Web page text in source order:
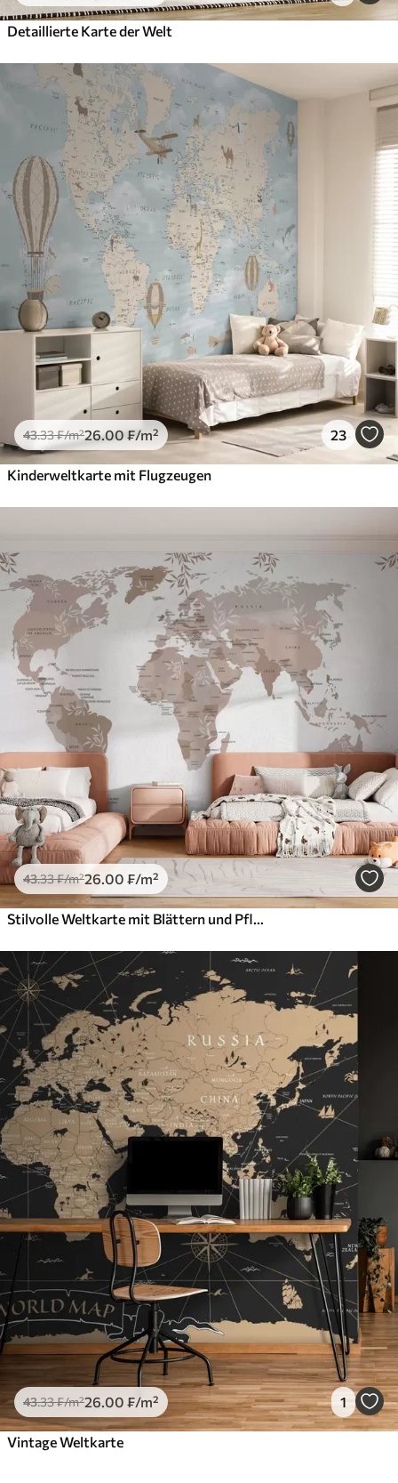
Detaillierte Karte der Welt
43.33₣/m²26.00 ₣/m² 23
Kinderweltkarte mit Flugzeugen
43.33₣/m²26.00 ₣/m²
Stilvolle Weltkarte mit Blättern und Pflanzen
43.33₣/m²26 .00 ₣/m² 1
Vintage Weltkarte